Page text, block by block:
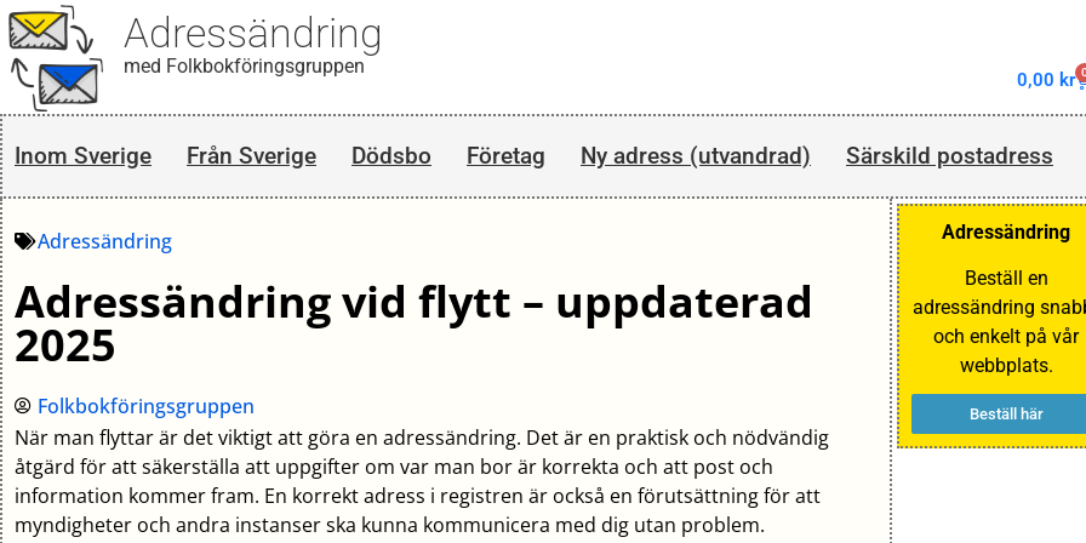
Adressändring
med Folkbokföringsgruppen
0,00 kr
Inom Sverige Från Sverige Dödsbo Företag Ny adress (utvandrad) Särskild postadress
Adressändring
Adressändring vid flytt – uppdaterad
2025
Folkbokföringsgruppen
När man flyttar är det viktigt att göra en adressändring. Det är en praktisk och nödvändig
åtgärd för att säkerställa att uppgifter om var man bor är korrekta och att post och
information kommer fram. En korrekt adress i registren är också en förutsättning för att
myndigheter och andra instanser ska kunna kommunicera med dig utan problem.
Adressändring
Beställ en
adressändring
och enkelt på vår
webbplats.
Beställ här